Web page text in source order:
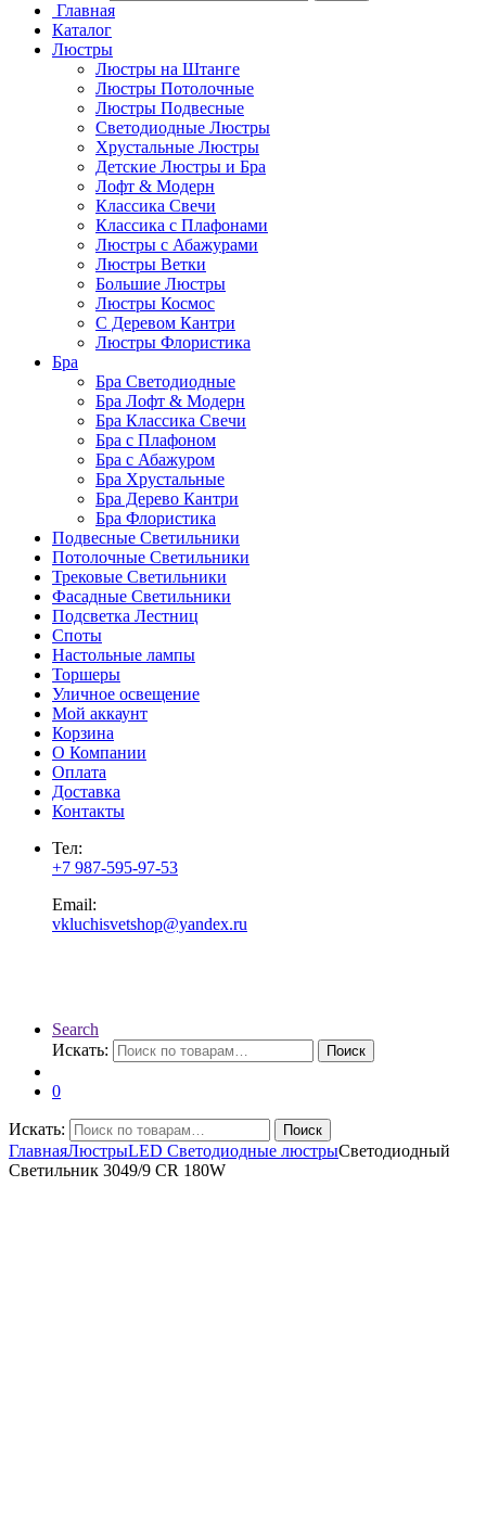
Главная
Каталог
Люстры
Люстры на Штанге
Люстры Потолочные
Люстры Подвесные
Светодиодные Люстры
Хрустальные Люстры
Детские Люстры и Бра
Лофт & Модерн
Классика Свечи
Классика с Плафонами
Люстры с Абажурами
Люстры Ветки
Большие Люстры
Люстры Космос
С Деревом Кантри
Люстры Флористика
Бра
Бра Светодиодные
Бра Лофт & Модерн
Бра Классика Свечи
Бра с Плафоном
Бра с Абажуром
Бра Хрустальные
Бра Дерево Кантри
Бра Флористика
Подвесные Светильники
Потолочные Светильники
Трековые Светильники
Фасадные Светильники
Подсветка Лестниц
Споты
Настольные лампы
Торшеры
Уличное освещение
Мой аккаунт
Корзина
О Компании
Оплата
Доставка
Контакты
Тел:
+7 987-595-97-53
Email:
vkluchisvetshop@yandex.ru
Search
Искать:
Поиск
0
Искать: Поиск
ГлавнаяЛюстрыLED Светодиодные люстрыСветодиодный
Светильник 3049/9 CR 180W